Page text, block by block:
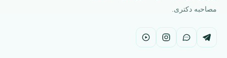
مصاحبه دکتری.